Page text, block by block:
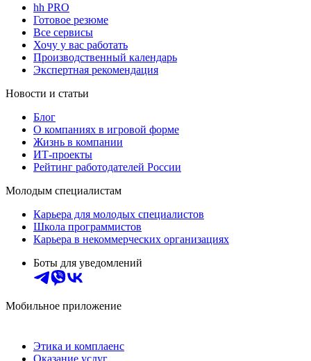
hh PRO
Готовое резюме
Все сервисы
Хочу у вас работать
Производственный календарь
Экспертная рекомендация
Новости и статьи
Блог
О компаниях в игровой форме
Жизнь в компании
ИТ-проекты
Рейтинг работодателей России
Молодым специалистам
Карьера для молодых специалистов
Школа программистов
Карьера в некоммерческих организациях
Боты для уведомлений
Мобильное приложение
Этика и комплаенс
Оказание услуг